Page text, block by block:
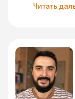
Читать